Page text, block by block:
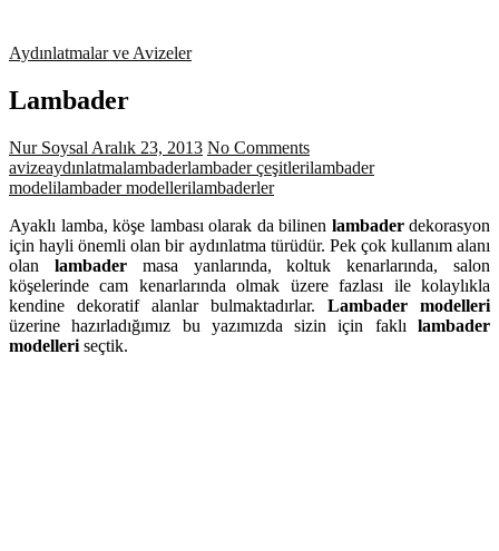
Aydınlatmalar ve Avizeler
Lambader
Nur Soysal Aralık 23, 2013 No Comments
avizeaydınlatmalambaderlambader çeşitlerilambader
modelilambader modellerilambaderler
Ayaklı lamba, köşe lambası olarak da bilinen lambaderdekorasyon
için hayli önemli olan bir aydınlatma türüdür. Pek çok kullanım alanı
olan lambadermasa yanlarında, koltuk kenarlarında, salon
köşelerinde cam kenarlarında olmak üzere fazlası ile kolaylıkla
kendine dekoratif alanlar bulmaktadırlar. Lambader modelleri
üzerine hazırladığımız bu yazımızda sizin için faklı lambader
modelleri seçtik.